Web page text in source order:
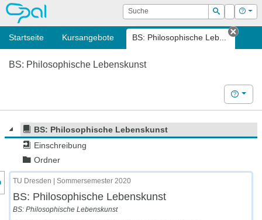
OPAL Suche
Suchen
Login Hilfe
Startseite Kursangebote BS: Philosophische Leb...
Tab
BS: Philosophische Lebenskunst
Hilfe
BS: Philosophische Lebenskunst
Einschreibung
Ordner
des Kursmenüs
TU Dresden | Sommersemester 2020
BS: Philosophische Lebenskunst
BS: Philosophische Lebenskunst